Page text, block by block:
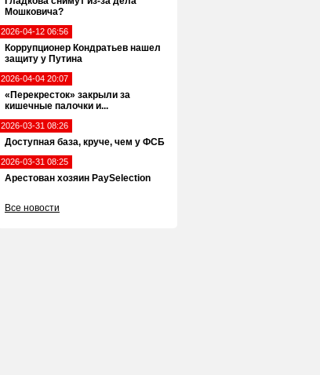
Мошковича?
2026-04-12 06:56
Коррупционер Кондратьев нашел
защиту у Путина
2026-04-04 20:07
«Перекресток» закрыли за
кишечные палочки и...
2026-03-31 08:26
Доступная база, круче, чем у ФСБ
2026-03-31 08:25
Арестован хозяин PaySelection
Все новости